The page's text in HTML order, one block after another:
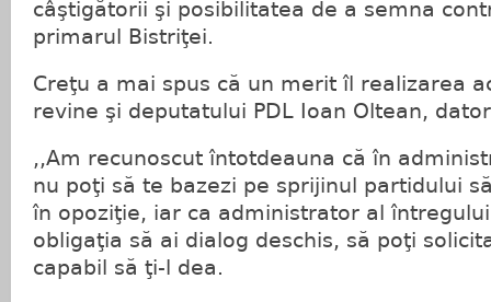
câştigătorii şi posibilitatea de a semna
primarul Bistriţei.
Creţu a mai spus că un merit îl realizarea
revine şi deputatului PDL Ioan Oltean,
,,Am recunoscut întotdeauna că în
nu poţi să te bazezi pe sprijinul partidului
în opoziţie, iar ca administrator al
obligaţia să ai dialog deschis, să poţi
capabil să ţi-l dea.